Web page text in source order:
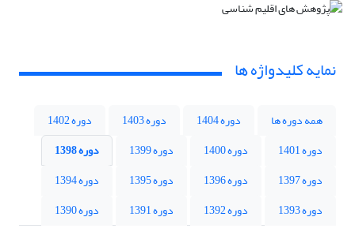
نمایه کلیدواژه ها
همه دوره ها دوره 1404 دوره 1403
دوره 1402
دوره 1401
دوره 1400 دوره 1399
دوره 1398
دوره 1397
دوره 1396 دوره 1395
دوره 1394
دوره 1393
دوره 1392 دوره 1391
دوره 1390